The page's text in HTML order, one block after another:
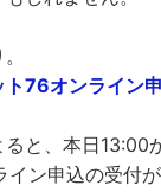
ト76オンライン
ると、本日13:00
ン申込の受付